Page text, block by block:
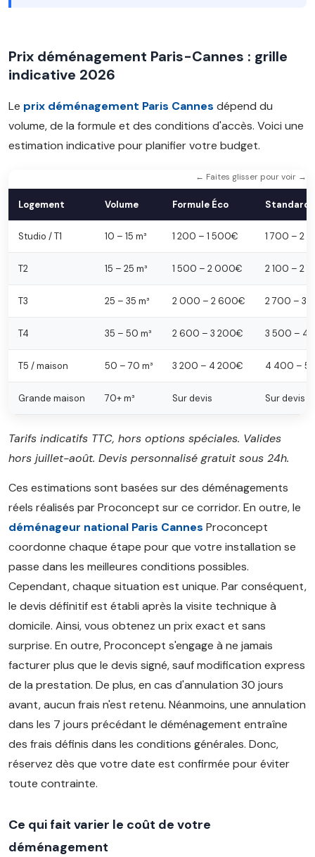
Prix déménagement Paris-Cannes : grille
indicative 2026
Le prix déménagement Paris Cannes dépend du
volume, de la formule et des conditions d'accès. Voici une
estimation indicative pour planifier votre budget.
← Faites glisser pour voir →
Logement Volume Formule Éco Standard
Studio / T1 10 – 15 m³ 1 200 – 1 500€ 1 700 – 2
T2 15 – 25 m³ 1 500 – 2 000€ 2 100 – 2
T3 25 – 35 m³ 2 000 – 2 600€ 2 700 – 3
T4 35 – 50 m³ 2 600 – 3 200€ 3 500 – 4
T5 / maison 50 – 70 m³ 3 200 – 4 200€ 4 400 – 5
Grande maison 70+ m³ Sur devis Sur devis
Tarifs indicatifs TTC, hors options spéciales. Valides
hors juillet-août. Devis personnalisé gratuit sous 24h.
Ces estimations sont basées sur des déménagements
réels réalisés par Proconcept sur ce corridor. En outre, le
déménageur national Paris Cannes Proconcept
coordonne chaque étape pour que votre installation se
passe dans les meilleures conditions possibles.
Cependant, chaque situation est unique. Par conséquent,
le devis définitif est établi après la visite technique à
domicile. Ainsi, vous obtenez un prix exact et sans
surprise. En outre, Proconcept s'engage à ne jamais
facturer plus que le devis signé, sauf modification express
de la prestation. De plus, en cas d'annulation 30 jours
avant, aucun frais n'est retenu. Néanmoins, une annulation
dans les 7 jours précédant le déménagement entraîne
des frais définis dans les conditions générales. Donc,
réservez dès que votre date est confirmée pour éviter
toute contrainte.
Ce qui fait varier le coût de votre
déménagement